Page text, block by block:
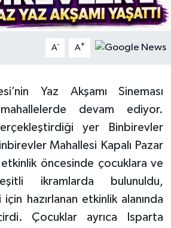
A- A+
Yaz Akşamı Sineması
devam ediyor.
yer Binbirevler
Mahallesi Kapalı Pazar
etkinlik öncesinde çocuklara ve
ikramlarda bulunuldu,
hazırlanan etkinlik alanında
Çocuklar ayrıca Isparta